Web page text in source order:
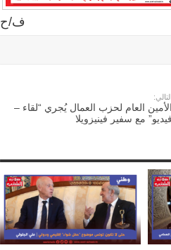
ف/ح
التالي:
الأمين العام لحزب العمال يُجري “لقاء –
فيديو” مع سفير فينيزويلا